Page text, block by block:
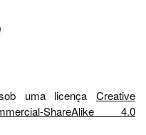
uma licença Creative
ShareAlike 4.0